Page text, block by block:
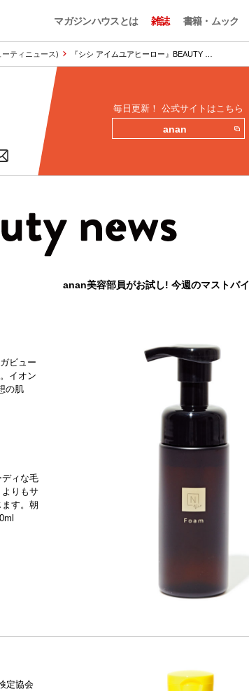
マガジンハウスとは 雑誌 書籍・ムック
ティニュース) 『シシ アイムユアヒーロー』BEAUTY …
毎日更新！ 公式サイトはこちら
anan
anan美容部員がお試し! 今週のマストバイ
ビュー
イオン
の肌
ディな毛
りもサ
す。朝
定協会